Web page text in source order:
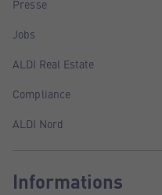
Presse
Jobs
ALDI Real Estate
Compliance
ALDI Nord
Informations